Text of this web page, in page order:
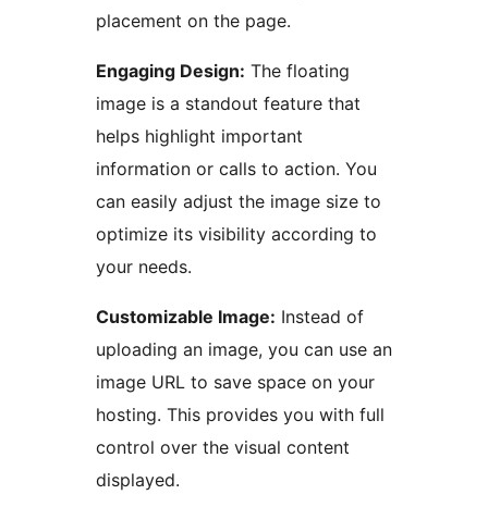
placement on the page.
Engaging Design: The floating
image is a standout feature that
helps highlight important
information or calls to action. You
can easily adjust the image size to
optimize its visibility according to
your needs.
Customizable Image: Instead of
uploading an image, you can use an
image URL to save space on your
hosting. This provides you with full
control over the visual content
displayed.